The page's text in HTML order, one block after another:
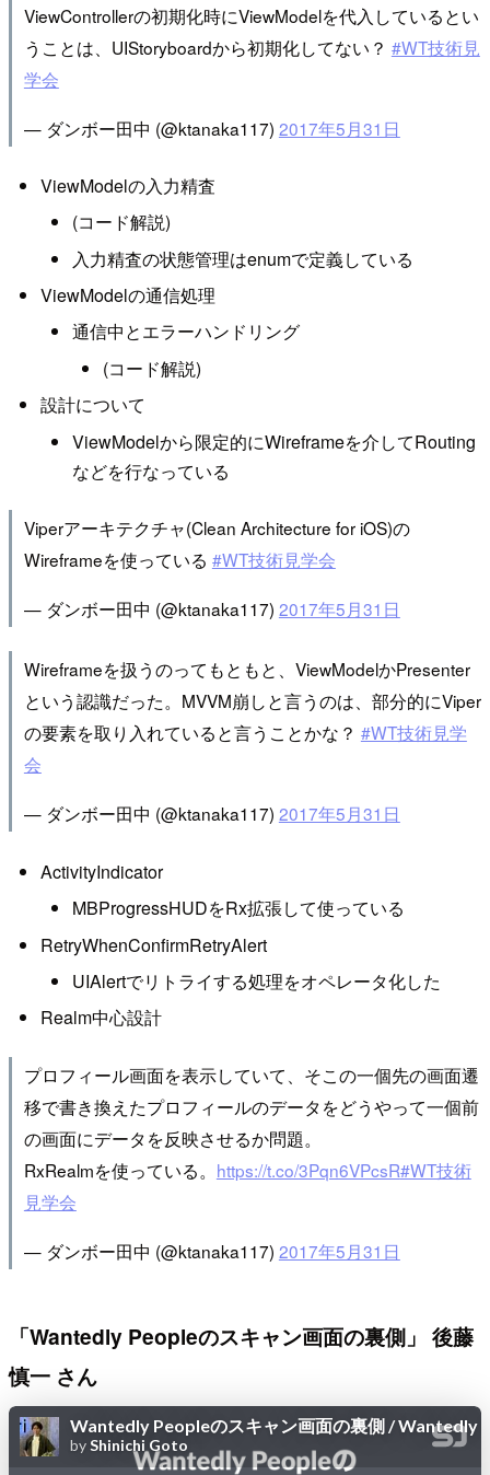
ViewControllerの初期化時にViewModelを代入しているとい
うことは、UIStoryboardから初期化してない？ #WT技術見
学会
— ダンボー田中 (@ktanaka117) 2017年5月31日
ViewModelの入力精査
(コード解説)
入力精査の状態管理はenumで定義している
ViewModelの通信処理
通信中とエラーハンドリング
(コード解説)
設計について
ViewModelから限定的にWireframeを介してRouting
などを行なっている
Viperアーキテクチャ(Clean Architecture for iOS)の
Wireframeを使っている #WT技術見学会
— ダンボー田中 (@ktanaka117) 2017年5月31日
Wireframeを扱うのってもともと、ViewModelかPresenter
という認識だった。MVVM崩しと言うのは、部分的にViper
の要素を取り入れていると言うことかな？ #WT技術見学
会
— ダンボー田中 (@ktanaka117) 2017年5月31日
ActivityIndicator
MBProgressHUDをRx拡張して使っている
RetryWhenConfirmRetryAlert
UIAlertでリトライする処理をオペレータ化した
Realm中心設計
プロフィール画面を表示していて、そこの一個先の画面遷
移で書き換えたプロフィールのデータをどうやって一個前
の画面にデータを反映させるか問題。
RxRealmを使っている。 https://t.co/3Pqn6VPcsR#WT技術
見学会
— ダンボー田中 (@ktanaka117) 2017年5月31日
「Wantedly Peopleのスキャン画面の裏側」 後藤
慎一 さん